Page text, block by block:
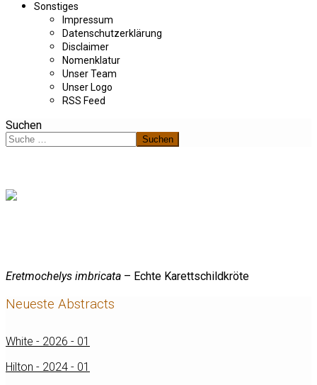
Sonstiges
Impressum
Datenschutzerklärung
Disclaimer
Nomenklatur
Unser Team
Unser Logo
RSS Feed
Suchen
Suchen
Eretmochelys imbricata – Echte Karettschildkröte
Neueste Abstracts
White - 2026 - 01
Hilton - 2024 - 01